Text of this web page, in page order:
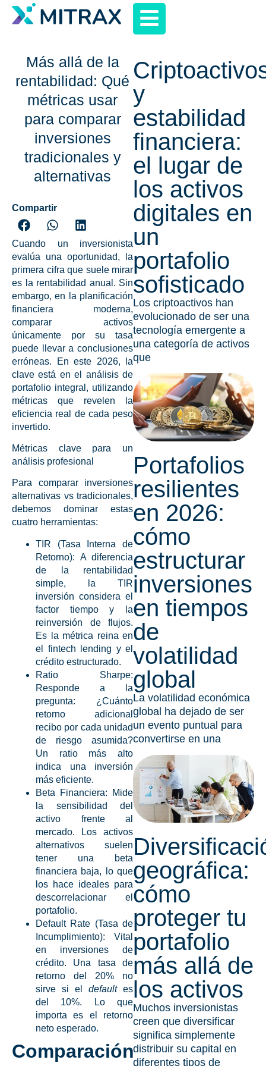
Más allá de la
rentabilidad: Qué
métricas usar
para comparar
inversiones
tradicionales y
alternativas
Compartir
Cuando un inversionista
evalúa una oportunidad, la
primera cifra que suele mirar
es la rentabilidad anual. Sin
embargo, en la planificación
financiera moderna,
comparar activos
únicamente por su tasa
puede llevar a conclusiones
erróneas. En este 2026, la
clave está en el análisis de
portafolio integral, utilizando
métricas que revelen la
eficiencia real de cada peso
invertido.
Métricas clave para un
análisis profesional
Para comparar inversiones
alternativas vs tradicionales,
debemos dominar estas
cuatro herramientas:
TIR (Tasa Interna de
Retorno): A diferencia
de la rentabilidad
simple, la TIR
inversión considera el
factor tiempo y la
reinversión de flujos.
Es la métrica reina en
el fintech lending y el
crédito estructurado.
Ratio Sharpe:
Responde a la
pregunta: ¿Cuánto
retorno adicional
recibo por cada unidad
de riesgo asumida?
Un ratio más alto
indica una inversión
más eficiente.
Beta Financiera: Mide
la sensibilidad del
activo frente al
mercado. Los activos
alternativos suelen
tener una
beta
financiera baja, lo que
los hace ideales para
descorrelacionar el
portafolio.
Default Rate (Tasa de
Incumplimiento): Vital
en inversiones de
crédito. Una tasa de
retorno del 20% no
sirve si el defaultes
del 10%. Lo que
importa es el retorno
neto esperado.
Comparación
y
estabilidad
financiera:
el lugar de
los activos
digitales en
un
portafolio
sofisticado
Los criptoactivos han
evolucionado de ser una
tecnología emergente a
una categoría de activos
que
Portafolios
resilientes
en 2026:
cómo
estructurar
inversiones
en tiempos
de
volatilidad
global
La volatilidad económica
global ha dejado de ser
un evento puntual para
convertirse en una
geográfica:
cómo
proteger tu
portafolio
más allá de
los activos
Muchos inversionistas
creen que diversificar
significa simplemente
distribuir su capital en
diferentes tipos de